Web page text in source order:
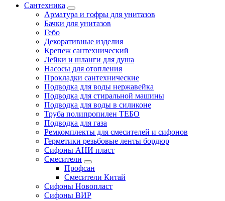
Сантехника
Арматура и гофры для унитазов
Бачки для унитазов
Гебо
Декоративные изделия
Крепеж сантехнический
Лейки и шланги для душа
Насосы для отопления
Прокладки сантехнические
Подводка для воды нержавейка
Подводка для стиральной машины
Подводка для воды в силиконе
Труба полипропилен ТЕБО
Подводка для газа
Ремкомплекты для смесителей и сифонов
Герметики резьбовые ленты бордюр
Сифоны АНИ пласт
Смесители
Профсан
Смесители Китай
Сифоны Новопласт
Сифоны ВИР